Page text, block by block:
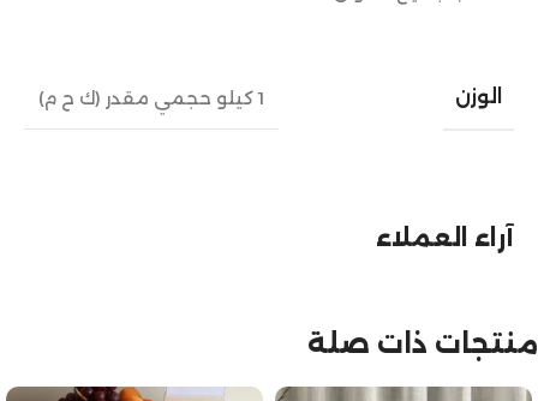
الوزن 1 كيلو حجمي مقدر (ك ح م)
آراء العملاء
منتجات ذات صلة